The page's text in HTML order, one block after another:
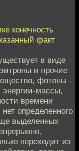
конечность
факт
в виде
и прочие
фотоны -
энергии-массы,
времени
определенного
выделенных
переходит из